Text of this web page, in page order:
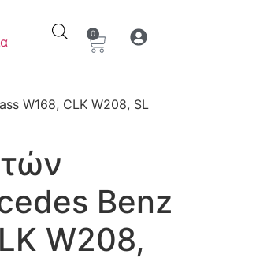
0
W168, CLK W208, SL
Benz
W208,